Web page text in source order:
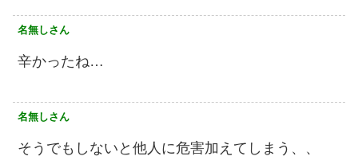
名無しさん
辛かったね…
名無しさん
そうでもしないと他人に危害加えてしまう、、